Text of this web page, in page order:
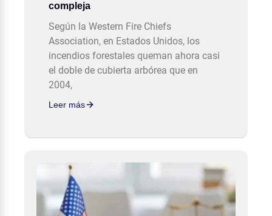
compleja
Según la Western Fire Chiefs
Association, en Estados Unidos, los
incendios forestales queman ahora casi
el doble de cubierta arbórea que en
2004,
Leer más